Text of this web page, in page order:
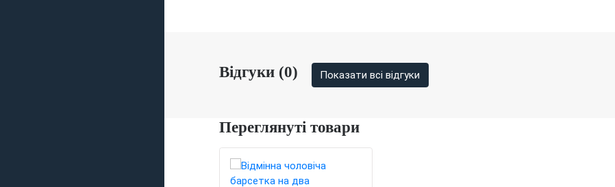
Відгуки (0) Показати всі відгуки
Переглянуті товари